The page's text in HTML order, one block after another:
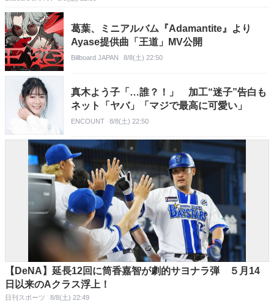
葛葉、ミニアルバム『Adamantite』より
Ayase提供曲「王道」MV公開
Billboard JAPAN 8/8(土) 22:50
真木よう子「…誰？！」 加工“迷子”告白も
ネット「ヤバ」「マジで最高に可愛い」
ENCOUNT 8/8(土) 22:50
【DeNA】延長12回に筒香嘉智が劇的サヨナラ弾 ５月14
日以来のAクラス浮上！
日刊スポーツ 8/8(土) 22:49